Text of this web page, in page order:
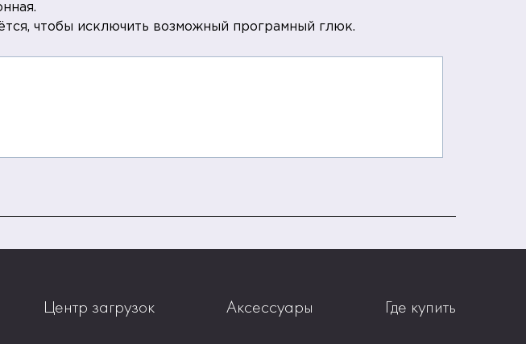
чтобы исключить возможный програмный глюк.
Центр загрузок Аксессуары Где купить